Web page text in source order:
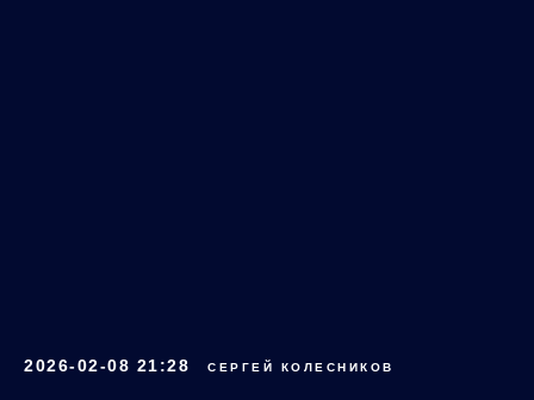
2026-02-08 21:28 СЕРГЕЙ КОЛЕСНИКОВ